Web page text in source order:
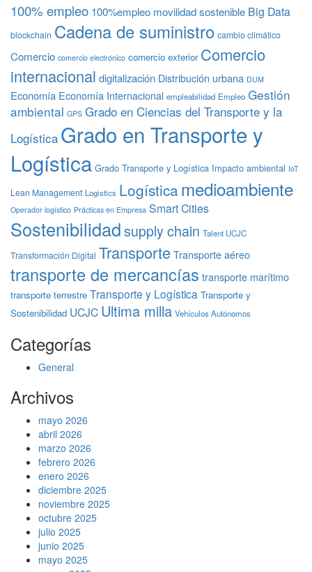
100% empleo 100%empleo movilidad sostenible Big Data
blockchain Cadena de suministro cambio climático
Comercio comercio electrónico comercio exterior Comercio
internacional digitalización Distribución urbana DUM
Economía Economía Internacional empleabilidad Empleo Gestión
ambiental GPS Grado en Ciencias del Transporte y la
Logística Grado en Transporte y
Logística Grado Transporte y Logística Impacto ambiental IoT
Lean Management Logistics Logística medioambiente
Operador logístico Prácticas en Empresa Smart Cities
Sostenibilidadsupply chain Talent UCJC
Transformación Digital Transporte Transporte aéreo
transporte de mercancías transporte marítimo
transporte terrestre Transporte y Logística Transporte y
Sostenibilidad UCJC Ultima milla Vehículos Autónomos
Categorías
General
Archivos
mayo 2026
abril 2026
marzo 2026
febrero 2026
enero 2026
diciembre 2025
noviembre 2025
octubre 2025
julio 2025
junio 2025
mayo 2025